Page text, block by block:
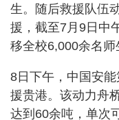
生。随后救援队伍
援，截至7月9日中
移全校6,000余名师
8日下午，中国安
援贵港。该动力舟
达到60余吨，单次